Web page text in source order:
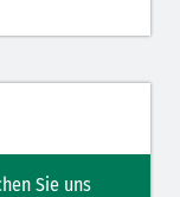
Sie uns